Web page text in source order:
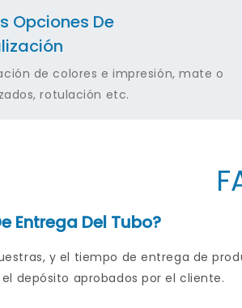
Opciones De
de colores e impresión, mate o
rotulación etc.
Entrega Del Tubo?
y el tiempo de entrega de
depósito aprobados por el cliente.